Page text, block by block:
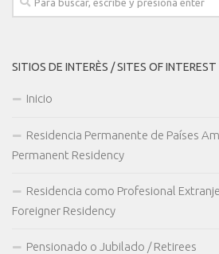
SITIOS DE INTERÈS / SITES OF INTEREST
Inicio
Residencia Permanente de Países
Permanent Residency
Residencia como Profesional
Foreigner Residency
Pensionado o Jubilado / Retirees